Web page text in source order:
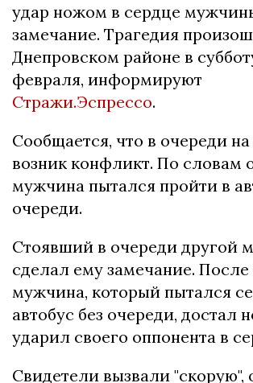
удар ножом в сердце
замечание. Трагедия
Днепровском районе в
февраля, информируют
Стражи.Эспрессо.
Сообщается, что в очереди
возник конфликт. По словам
мужчина пытался пройти в
очереди.
Стоявший в очереди другой
сделал ему замечание. После
мужчина, который пытался
автобус без очереди, достал
ударил своего оппонента в
Свидетели вызвали "скорую",